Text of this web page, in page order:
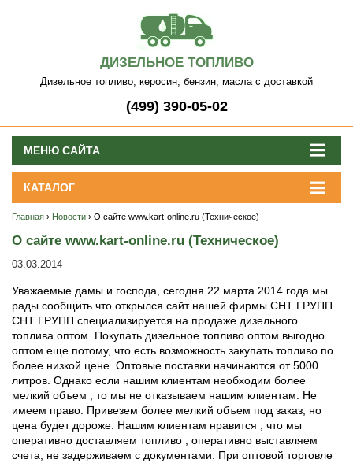
ДИЗЕЛЬНОЕ ТОПЛИВО
Дизельное топливо, керосин, бензин, масла с доставкой
(499) 390-05-02
МЕНЮ САЙТА
КАТАЛОГ
Главная › Новости › О сайте www.kart-online.ru (Техническое)
О сайте www.kart-online.ru (Техническое)
03.03.2014
Уважаемые дамы и господа, сегодня 22 марта 2014 года мы
рады сообщить что открылся сайт нашей фирмы СНТ ГРУПП.
СНТ ГРУПП специализируется на продаже дизельного
топлива оптом. Покупать дизельное топливо оптом выгодно
оптом еще потому, что есть возможность закупать топливо по
более низкой цене. Оптовые поставки начинаются от 5000
литров. Однако если нашим клиентам необходим более
мелкий объем , то мы не отказываем нашим клиентам. Не
имеем право. Привезем более мелкий объем под заказ, но
цена будет дороже. Нашим клиентам нравится , что мы
оперативно доставляем топливо , оперативно выставляем
счета, не задерживаем с документами. При оптовой торговле